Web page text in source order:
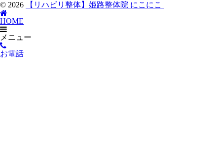
© 2026
【リハビリ整体】姫路整体院 にこにこ
HOME
メニュー
お電話